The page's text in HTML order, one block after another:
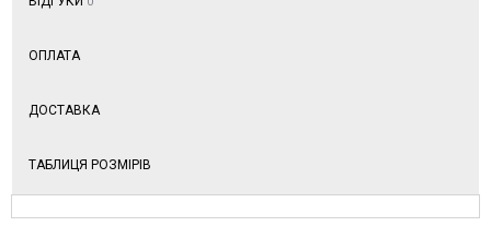
ОПЛАТА
ДОСТАВКА
ТАБЛИЦЯ РОЗМІРІВ